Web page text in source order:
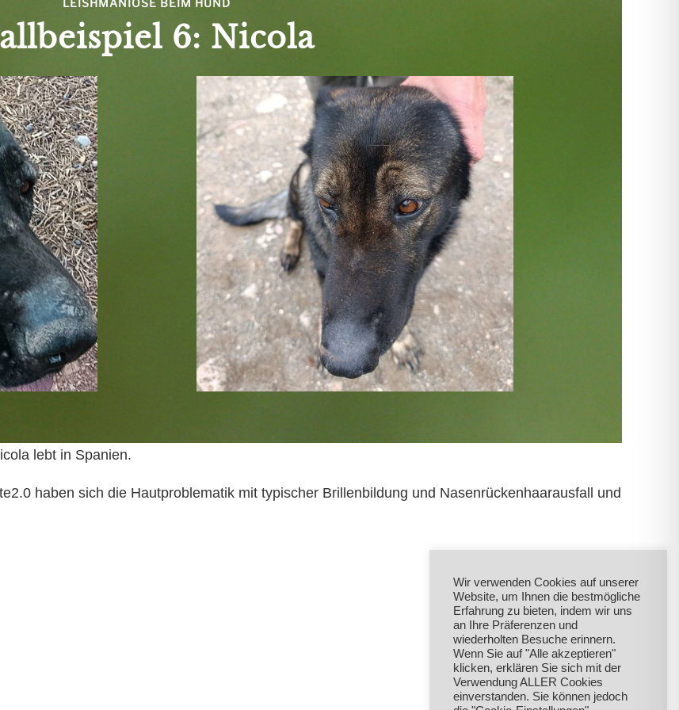
LEISHMANIOSE BEIM HUND
6: Nicola
lebt in Spanien.
haben sich die Hautproblematik mit typischer Brillenbildung und Nasenrückenhaarausfall und
Wir verwenden Cookies auf unserer
Website, um Ihnen die bestmögliche
Erfahrung zu bieten, indem wir uns
an Ihre Präferenzen und
wiederholten Besuche erinnern.
Wenn Sie auf "Alle akzeptieren"
klicken, erklären Sie sich mit der
Verwendung ALLER Cookies
einverstanden. Sie können jedoch